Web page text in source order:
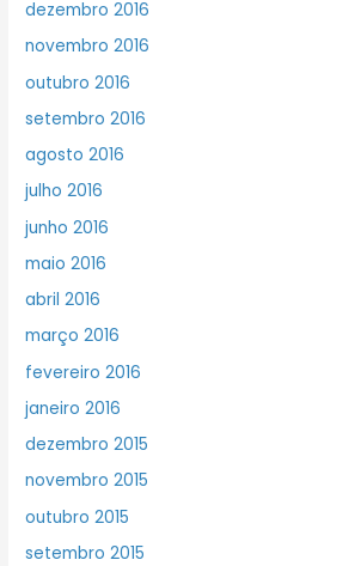
dezembro 2016
novembro 2016
outubro 2016
setembro 2016
agosto 2016
julho 2016
junho 2016
maio 2016
abril 2016
março 2016
fevereiro 2016
janeiro 2016
dezembro 2015
novembro 2015
outubro 2015
setembro 2015